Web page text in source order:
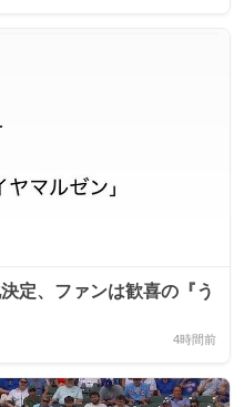
定、ファンは歓喜の『う
4時間前